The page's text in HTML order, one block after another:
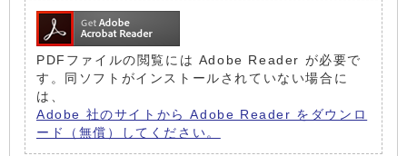
PDFファイルの閲覧には Adobe Reader が必要で
す。同ソフトがインストールされていない場合に
は、
Adobe 社のサイトから Adobe Reader をダウンロ
ード（無償）してください。